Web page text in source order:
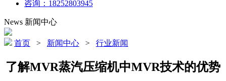
咨询：18252803945
News 新闻中心
首页 > 新闻中心 > 行业新闻
了解MVR蒸汽压缩机中MVR技术的优势